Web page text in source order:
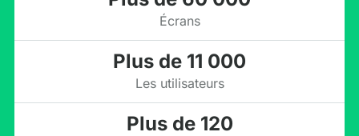
Écrans
Plus de 11 000
Les utilisateurs
Plus de 120